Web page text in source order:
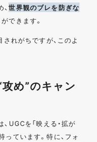
、世界観のブレを防ぎな
できます。
れがちですが、このよ
め”のキャン
UGCを「映える・拡が
っています。特に、フォ